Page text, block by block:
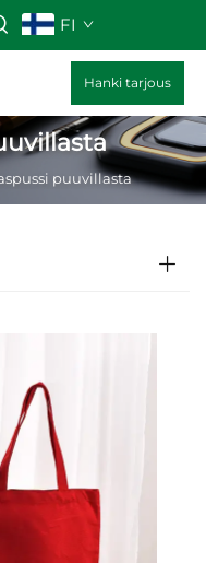
FI
Hanki tarjous
puuvillasta